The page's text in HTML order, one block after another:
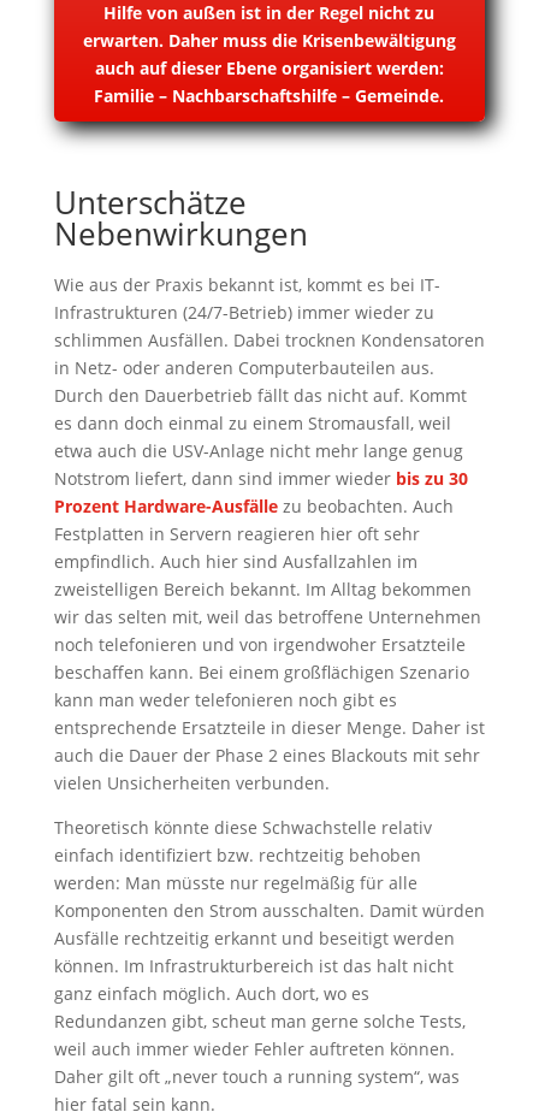
Hilfe von außen ist in der Regel nicht zu
erwarten. Daher muss die Krisenbewältigung
auch auf dieser Ebene organisiert werden:
Familie – Nachbarschaftshilfe – Gemeinde.
Unterschätze
Nebenwirkungen
Wie aus der Praxis bekannt ist, kommt es bei IT-
Infrastrukturen (24/7-Betrieb) immer wieder zu
schlimmen Ausfällen. Dabei trocknen Kondensatoren
in Netz- oder anderen Computerbauteilen aus.
Durch den Dauerbetrieb fällt das nicht auf. Kommt
es dann doch einmal zu einem Stromausfall, weil
etwa auch die USV-Anlage nicht mehr lange genug
Notstrom liefert, dann sind immer wieder bis zu 30
Prozent Hardware-Ausfällezu beobachten. Auch
Festplatten in Servern reagieren hier oft sehr
empfindlich. Auch hier sind Ausfallzahlen im
zweistelligen Bereich bekannt. Im Alltag bekommen
wir das selten mit, weil das betroffene Unternehmen
noch telefonieren und von irgendwoher Ersatzteile
beschaffen kann. Bei einem großflächigen Szenario
kann man weder telefonieren noch gibt es
entsprechende Ersatzteile in dieser Menge. Daher ist
auch die Dauer der Phase 2 eines Blackouts mit sehr
vielen Unsicherheiten verbunden.
Theoretisch könnte diese Schwachstelle relativ
einfach identifiziert bzw. rechtzeitig behoben
werden: Man müsste nur regelmäßig für alle
Komponenten den Strom ausschalten. Damit würden
Ausfälle rechtzeitig erkannt und beseitigt werden
können. Im Infrastrukturbereich ist das halt nicht
ganz einfach möglich. Auch dort, wo es
Redundanzen gibt, scheut man gerne solche Tests,
weil auch immer wieder Fehler auftreten können.
Daher gilt oft „never touch a running system“, was
hier fatal sein kann.